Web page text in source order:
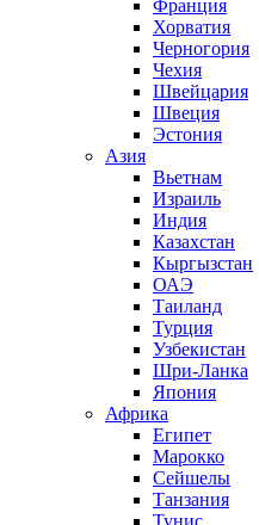
Франция
Хорватия
Черногория
Чехия
Швейцария
Швеция
Эстония
Азия
Вьетнам
Израиль
Индия
Казахстан
Кыргызстан
ОАЭ
Таиланд
Турция
Узбекистан
Шри-Ланка
Япония
Африка
Египет
Марокко
Сейшелы
Танзания
Тунис